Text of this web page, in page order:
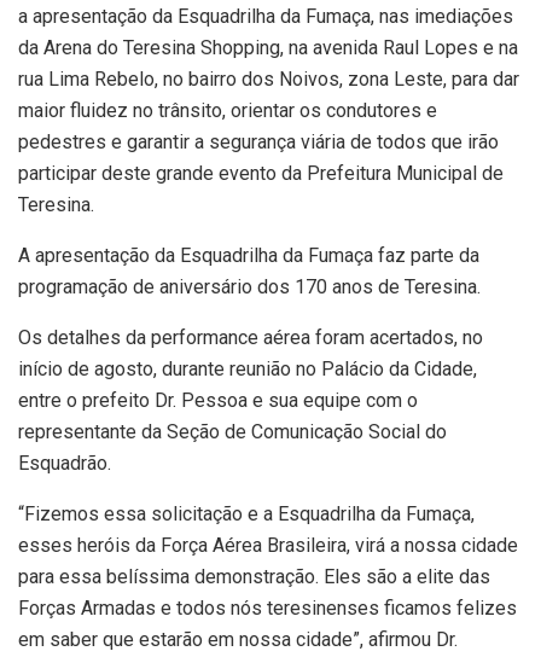
a apresentação da Esquadrilha da Fumaça, nas imediações
da Arena do Teresina Shopping, na avenida Raul Lopes e na
rua Lima Rebelo, no bairro dos Noivos, zona Leste, para dar
maior fluidez no trânsito, orientar os condutores e
pedestres e garantir a segurança viária de todos que irão
participar deste grande evento da Prefeitura Municipal de
Teresina.
A apresentação da Esquadrilha da Fumaça faz parte da
programação de aniversário dos 170 anos de Teresina.
Os detalhes da performance aérea foram acertados, no
início de agosto, durante reunião no Palácio da Cidade,
entre o prefeito Dr. Pessoa e sua equipe com o
representante da Seção de Comunicação Social do
Esquadrão.
“Fizemos essa solicitação e a Esquadrilha da Fumaça,
esses heróis da Força Aérea Brasileira, virá a nossa cidade
para essa belíssima demonstração. Eles são a elite das
Forças Armadas e todos nós teresinenses ficamos felizes
em saber que estarão em nossa cidade”, afirmou Dr.